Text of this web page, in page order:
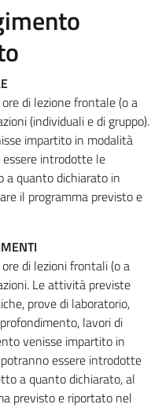
di lezione frontale (o a
(individuali e di gruppo).
impartito in modalità
introdotte le
a quanto dichiarato in
il programma previsto e
di lezioni frontali (o a
Le attività previste
prove di laboratorio,
lavori di
venisse impartito in
essere introdotte
a quanto dichiarato, al
previsto e riportato nel